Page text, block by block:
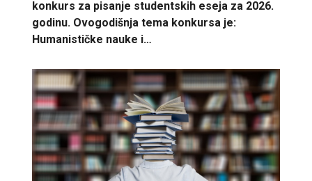
konkurs za pisanje studentskih eseja za 2026.
godinu. Ovogodišnja tema konkursa je:
Humanističke nauke i…